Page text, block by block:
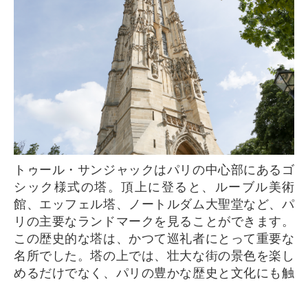
トゥール・サンジャックはパリの中心部にあるゴ
シック様式の塔。頂上に登ると、ルーブル美術
館、エッフェル塔、ノートルダム大聖堂など、パ
リの主要なランドマークを見ることができます。
この歴史的な塔は、かつて巡礼者にとって重要な
名所でした。塔の上では、壮大な街の景色を楽し
めるだけでなく、パリの豊かな歴史と文化にも触